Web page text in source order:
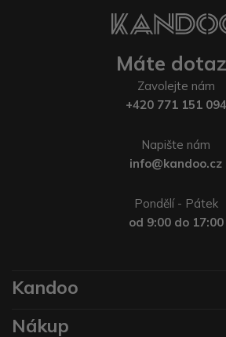
Máte
Zavolejte nám
+420 771 151 094
Napište nám
info@kandoo.cz
Pondělí - Pátek
od 9:00 do 17:00
Kandoo
Nákup